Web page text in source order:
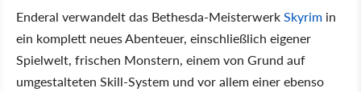
Enderal verwandelt das Bethesda-MeisterwerkSkyrim in
ein komplett neues Abenteuer, einschließlich eigener
Spielwelt, frischen Monstern, einem von Grund auf
umgestalteten Skill-System und vor allem einer ebenso